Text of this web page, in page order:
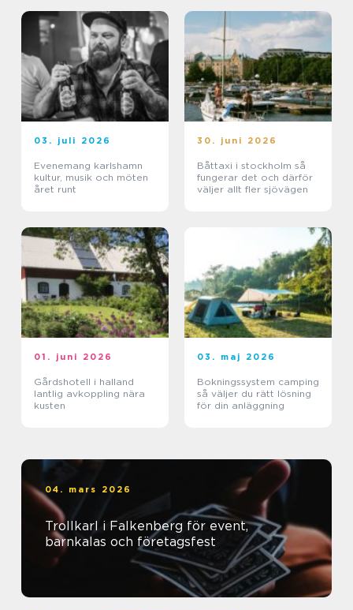
03. juli 2026
Evenemang karlshamn
kultur, musik och möten
året runt
30. juni 2026
Båttaxi i stockholm så
fungerar det och därför
väljer allt fler sjövägen
01. juni 2026
Gårdshotell i halland
lantlig avkoppling nära
kusten
03. maj 2026
Bokningssystem camping
så väljer du rätt lösning
för din anläggning
04. mars 2026
Trollkarl i Falkenberg för event,
barnkalas och företagsfest